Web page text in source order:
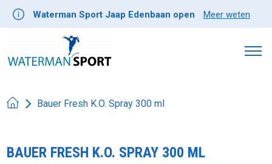
Waterman Sport Jaap Edenbaan open Meer weten
Bauer Fresh K.O. Spray 300 ml
BAUER FRESH K.O. SPRAY 300 ML